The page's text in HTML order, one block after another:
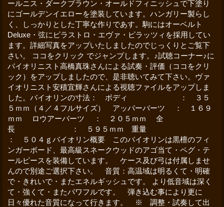
ールニス・ダークブラウン・オールドフィニッシュで下塗り
にゴールデンイエローを塗装しています。ハンガリー製らし
く、しっかりとした丁寧な作りであす。駒にはオーベルト
Deluxe・弦にピラストロ・エヴァ・ピラッツィを採用してい
ます。詳細写真をアップいたしましたのでじっくりとご覧下
さい。 ココをクリック でジャンプします。♪試聴コーナー♪に
バイオリニスト高橋真珠さんによる試奏・評価（ココをクリ
ック）をアップしましたので、是非聴いてみて下さい。ヴァ
イオリニスト安積宜輝さんによる視聴ファイルをアップしま
した。バイオリンの寸法： ボディ ： ３５
５ｍｍ（４／４フルサイズ） アッパーバーツ ： １６９
ｍｍ ロウアーバーツ ： ２０５ｍｍ 全
長 ： ５９５ｍｍ 重量
： ５０４ｇバイオリン概要 このバイオリンは黒檀のフィ
ンガーボード、最高級スネークウッドのアゴ当て・ペグ・テ
ールピースを装備しています。 ケース及び弓は付属しませ
んので別途ご選択下さい。 音質：高温域は明るくて・明確
で・きれいで・またエネルギッシュです。 より低音域は深く
て・強くて・またパワフルです。 弾き込む事により更に
日々優れた音質になって行きます。 ※ 調整・試奏して出